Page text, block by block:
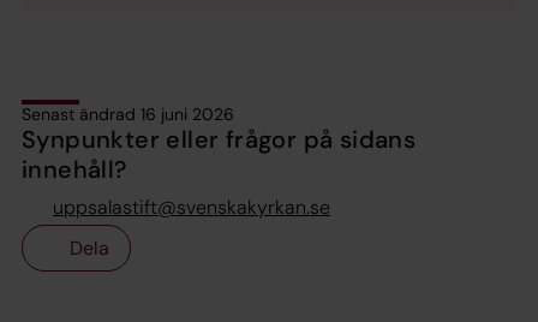
Senast ändrad 16 juni 2026
Synpunkter eller frågor på sidans
innehåll?
uppsalastift@svenskakyrkan.se
Dela